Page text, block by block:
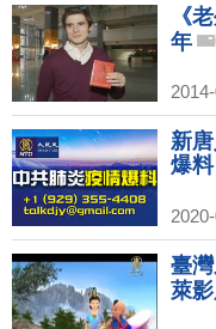
《
年
新
爆料
臺
萊影